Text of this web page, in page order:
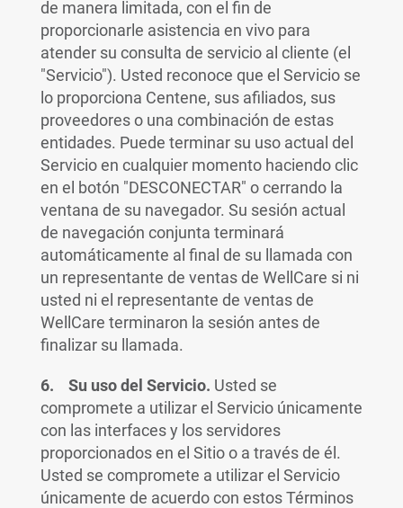
de manera limitada, con el fin de
proporcionarle asistencia en vivo para
atender su consulta de servicio al cliente (el
"Servicio"). Usted reconoce que el Servicio se
lo proporciona Centene, sus afiliados, sus
proveedores o una combinación de estas
entidades. Puede terminar su uso actual del
Servicio en cualquier momento haciendo clic
en el botón "DESCONECTAR" o cerrando la
ventana de su navegador. Su sesión actual
de navegación conjunta terminará
automáticamente al final de su llamada con
un representante de ventas de WellCare si ni
usted ni el representante de ventas de
WellCare terminaron la sesión antes de
finalizar su llamada.
6. Su uso del Servicio. Usted se
compromete a utilizar el Servicio únicamente
con las interfaces y los servidores
proporcionados en el Sitio o a través de él.
Usted se compromete a utilizar el Servicio
únicamente de acuerdo con estos Términos